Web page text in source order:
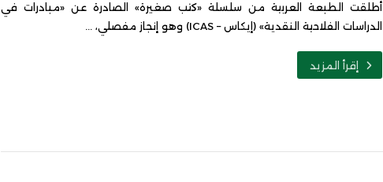
أُطلقت الطبعة العربية من سلسلة «كتب صغيرة» الصادرة عن «مبادرات في
الدراسات الفلاحية النقدية» (إيكاس – ICAS) وهو إنجاز مفصلي، ...
إقرأ المزيد